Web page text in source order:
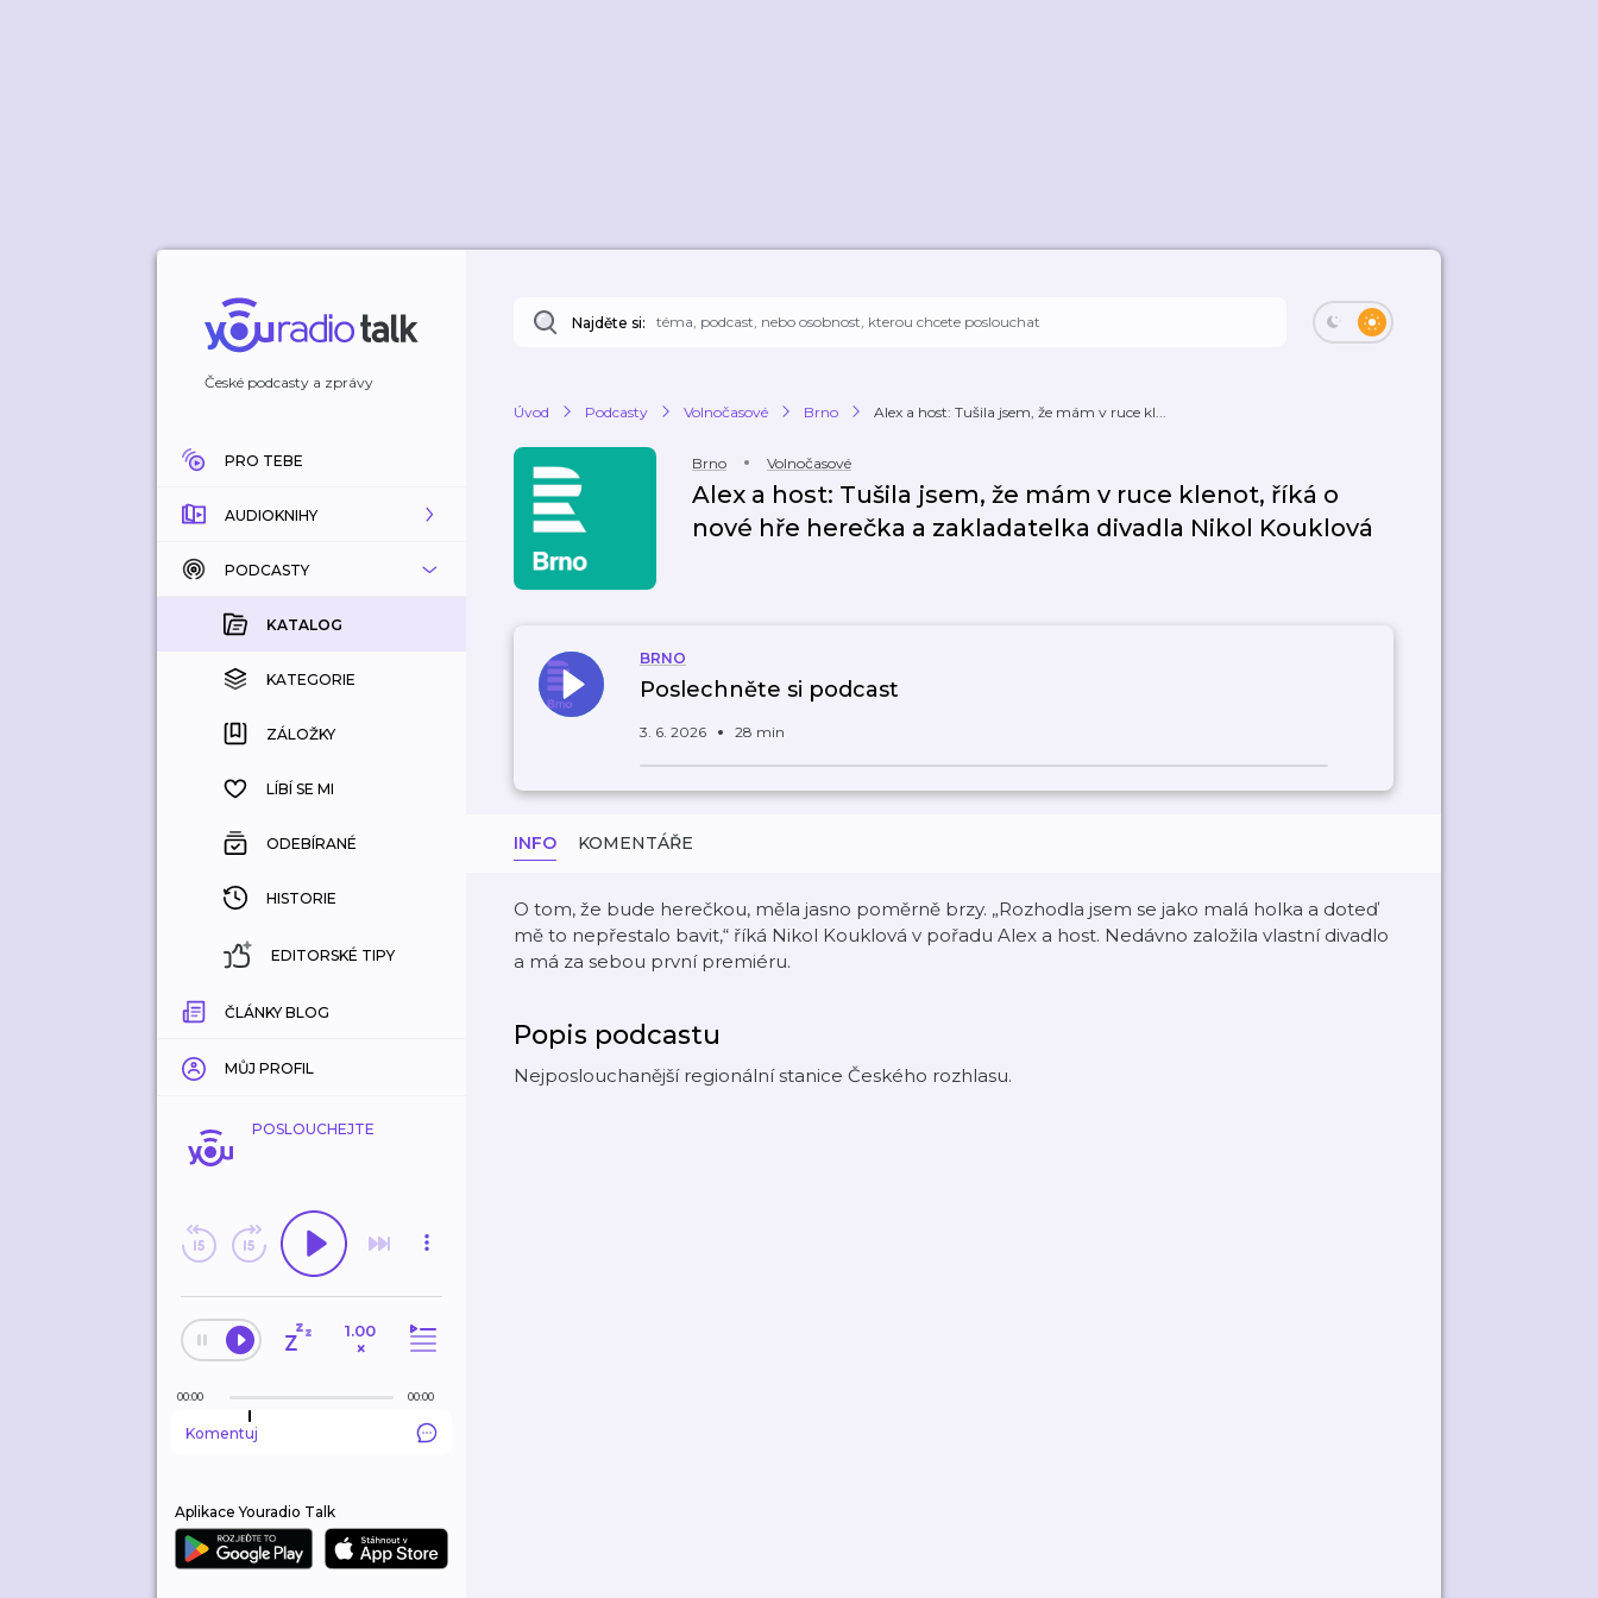
České podcasty a zprávy
PRO TEBE
AUDIOKNIHY
KATALOG
KOUPENÉ
KATEGORIE
ZÁLOŽKY
HISTORIE
PODCASTY
KATALOG
KATEGORIE
ZÁLOŽKY
LÍBÍ SE MI
ODEBÍRANÉ
HISTORIE
EDITORSKÉ TIPY
ČLÁNKY BLOG
MŮJ PROFIL
POSLOUCHEJTE
1.00
×
00:00 00:00
Komentuj
Aplikace Youradio Talk
Najděte si:
Úvod Podcasty Volnočasové Brno Alex a host: Tušila jsem, že mám v ruce kl...
Brno Volnočasové
Alex a host: Tušila jsem, že mám v ruce klenot, říká o
nové hře herečka a zakladatelka divadla Nikol Kouklová
BRNO
Poslechněte si podcast
3. 6. 2026 28 min
INFO KOMENTÁŘE
O tom, že bude herečkou, měla jasno poměrně brzy. „Rozhodla jsem se jako malá holka a doteď
mě to nepřestalo bavit,“ říká Nikol Kouklová v pořadu Alex a host. Nedávno založila vlastní divadlo
a má za sebou první premiéru.
Popis podcastu
Nejposlouchanější regionální stanice Českého rozhlasu.